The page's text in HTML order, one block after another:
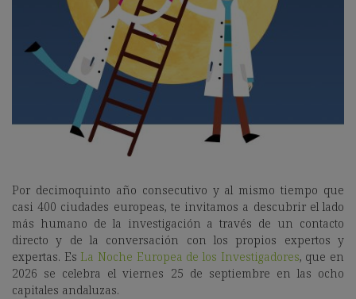
Por decimoquinto año consecutivo y al mismo tiempo que
casi 400 ciudades europeas, te invitamos a descubrir el lado
más humano de la investigación a través de un contacto
directo y de la conversación con los propios expertos y
expertas. Es La Noche Europea de los Investigadores, que en
2026 se celebra el viernes 25 de septiembre en las ocho
capitales andaluzas.